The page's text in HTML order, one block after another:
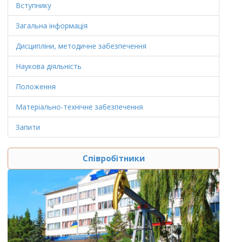
Вступнику
Загальна інформація
Дисципліни, методичне забезпечення
Наукова діяльність
Положення
Матеріально-технічне забезпечення
Запити
Співробітники